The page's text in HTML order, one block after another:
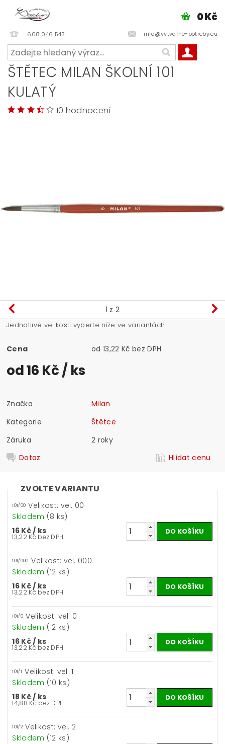
608 046 543 info@vytvarne-potreby.eu
0 Kč
ŠTĚTEC MILAN ŠKOLNÍ 101
KULATÝ
10 hodnocení
1 z 2
Jednotlivé velikosti vyberte níže ve variantách.
Cena od 13,22 Kč bez DPH
od 16 Kč/ ks
Značka
Milan
Kategorie
Štětce
Záruka
2 roky
Dotaz
Hlídat cenu
ZVOLTE VARIANTU
101/00 Velikost: vel. 00
Skladem (8 ks)
16 Kč/ ks
13,22 Kč bez DPH
101/000 Velikost: vel. 000
Skladem (12 ks)
16 Kč/ ks
13,22 Kč bez DPH
101/0 Velikost: vel. 0
Skladem (12 ks)
16 Kč/ ks
13,22 Kč bez DPH
101/1 Velikost: vel. 1
Skladem (10 ks)
18 Kč/ ks
14,88 Kč bez DPH
101/2 Velikost: vel. 2
Skladem (12 ks)